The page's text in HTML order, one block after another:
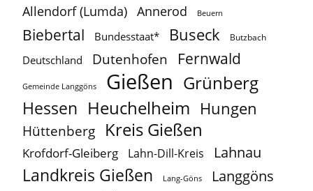
Allendorf (Lumda) Annerod Beuern
Biebertal Bundesstaat* Buseck Butzbach
Deutschland Dutenhofen Fernwald
Gemeinde Langgöns Gießen Grünberg
Hessen Heuchelheim Hungen
Hüttenberg Kreis Gießen
Krofdorf-Gleiberg Lahn-Dill-Kreis Lahnau
Landkreis Gießen Lang-Göns Langgöns